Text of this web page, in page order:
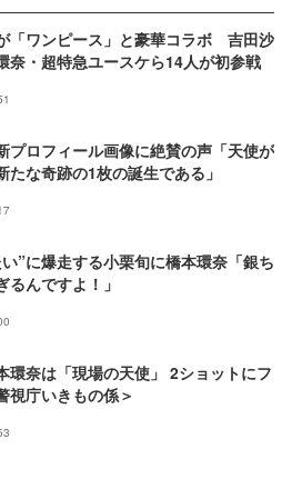
「ワンピース」と豪華コラボ 吉田沙
奈・超特急ユースケら14人が初参戦
プロフィール画像に絶賛の声「天使が
たな奇跡の1枚の誕生である」
”に爆走する小栗旬に橋本環奈「銀ち
るんですよ！」
環奈は「現場の天使」 2ショットにフ
視庁いきもの係＞